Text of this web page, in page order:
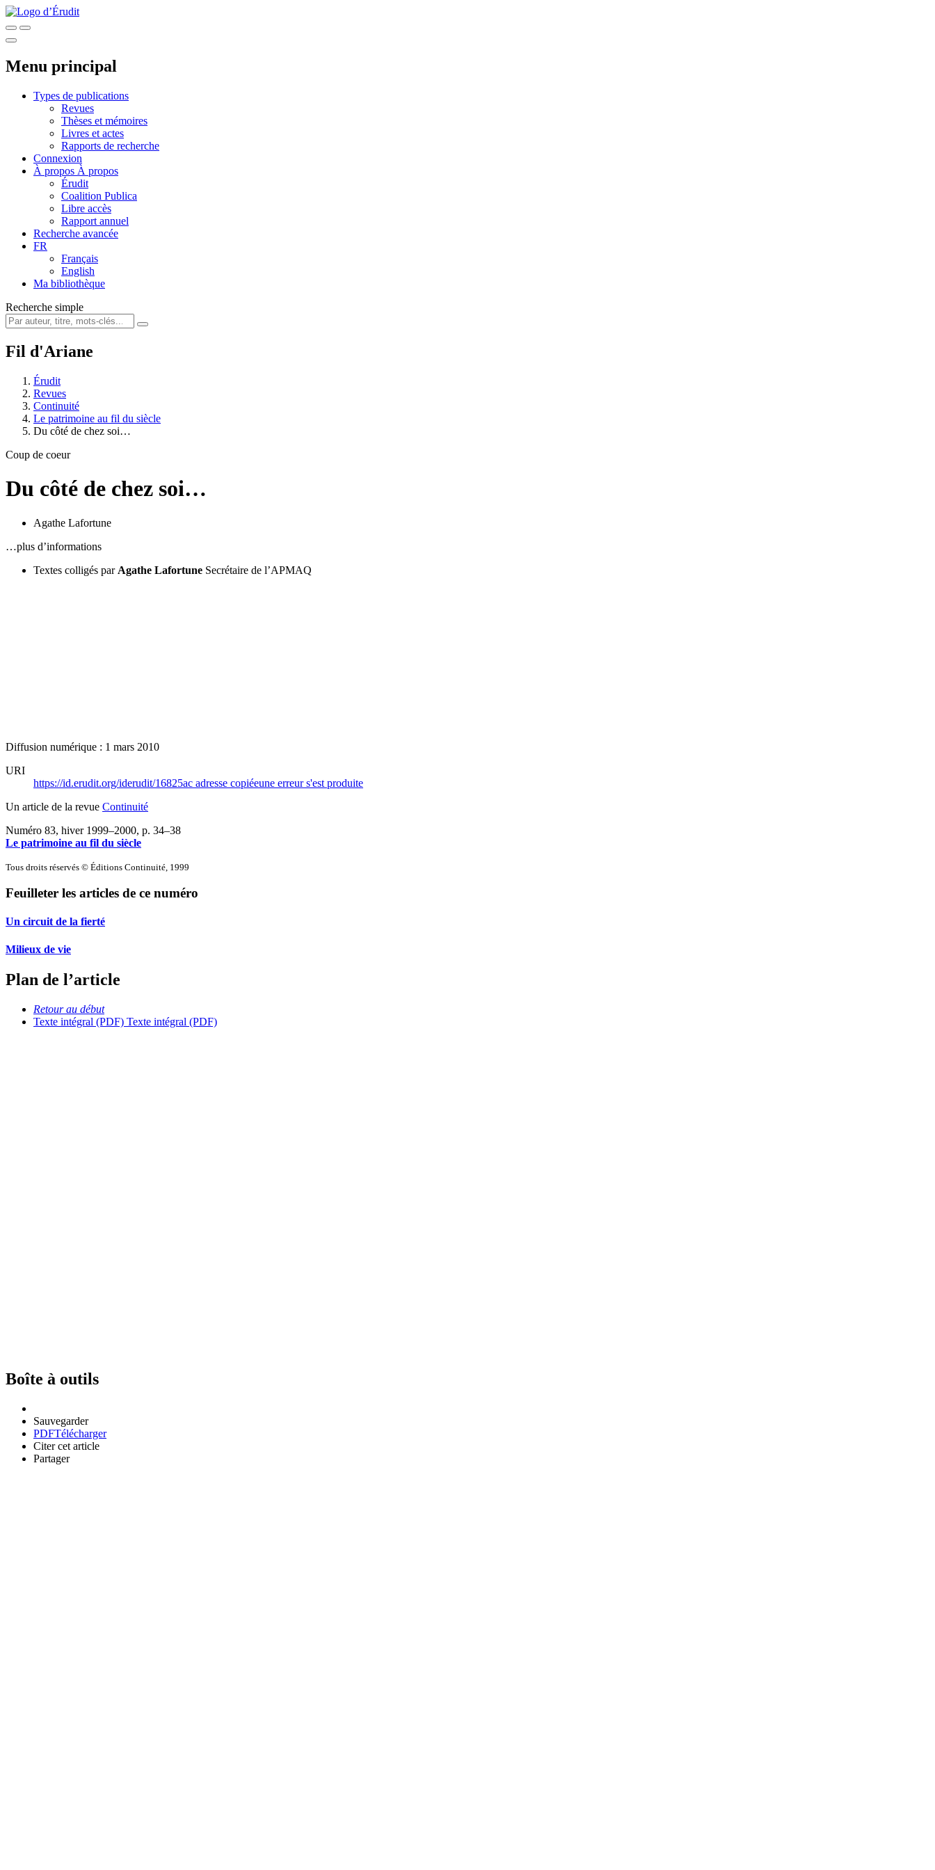
Menu principal
Types de publications
Revues
Thèses et mémoires
Livres et actes
Rapports de recherche
Connexion
À propos À propos
Érudit
Coalition Publica
Libre accès
Rapport annuel
Recherche avancée
FR
Français
English
Ma bibliothèque
Recherche simple
Fil d'Ariane
Érudit
Revues
Continuité
Le patrimoine au fil du siècle
Du côté de chez soi…
Coup de coeur
Du côté de chez soi…
Agathe Lafortune
…plus d’informations
Textes colligés par Agathe Lafortune Secrétaire de l’APMAQ
Diffusion numérique : 1 mars 2010
URI
https://id.erudit.org/iderudit/16825ac adresse copiéeune erreur s'est produite
Un article de la revue Continuité
Numéro 83, hiver 1999–2000, p. 34–38
Le patrimoine au fil du siècle
Tous droits réservés © Éditions Continuité, 1999
Feuilleter les articles de ce numéro
Un circuit de la fierté
Milieux de vie
Plan de l’article
Retour au début
Texte intégral (PDF) Texte intégral (PDF)
Boîte à outils
Sauvegarder
PDFTélécharger
Citer cet article
Partager